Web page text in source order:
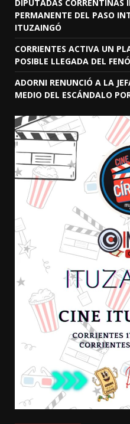
DIPUTADAS CORRENTINAS
PERMANENTE DEL PASO
ITUZAINGÓ
CORRIENTES ACTIVA UN
POSIBLE LLEGADA DEL
ADORNI RENUNCIÓ A LA
MEDIO DEL ESCÁNDALO